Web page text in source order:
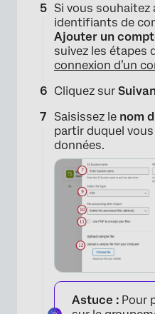
Si vous souhaitez
identifiants de
Ajouter un
suivez les étapes
connexion d’un
Cliquez sur
Saisissez le nom
partir duquel
données.
Astuce : Pour